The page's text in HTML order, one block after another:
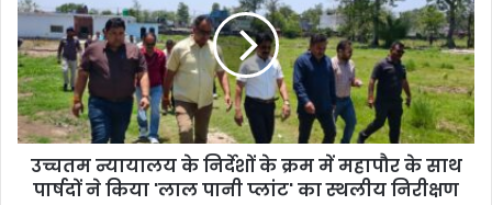
उच्चतम न्यायालय के निर्देशों के क्रम में महापौर के साथ
पार्षदों ने किया 'लाल पानी प्लांट' का स्थलीय निरीक्षण